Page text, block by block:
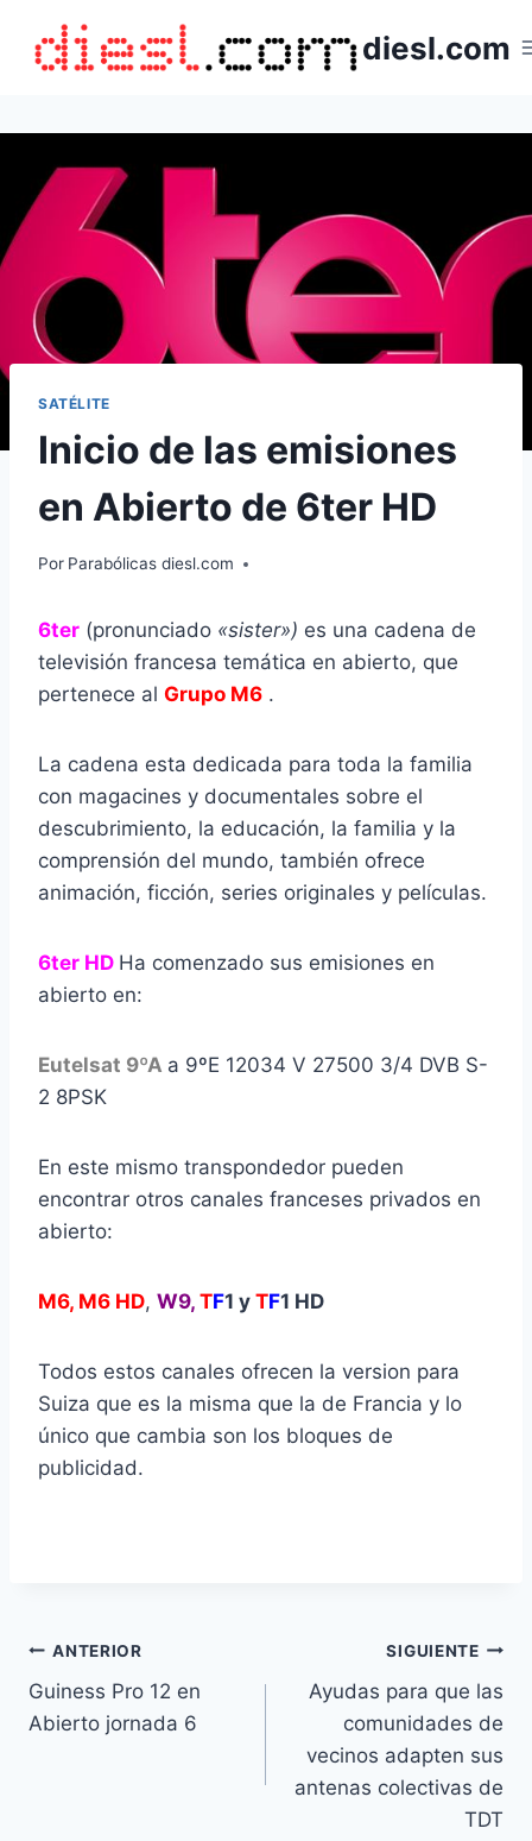
contenido
diesl.com
SATÉLITE
Inicio de las emisiones
en Abierto de 6ter HD
Por Parabólicas diesl.com
6ter (pronunciado «sister») es una cadena de
televisión francesa temática en abierto, que
pertenece al Grupo M6 .
La cadena esta dedicada para toda la familia
con magacines y documentales sobre el
descubrimiento, la educación, la familia y la
comprensión del mundo, también ofrece
animación, ficción, series originales y películas.
6ter HD Ha comenzado sus emisiones en
abierto en:
Eutelsat 9ºA a 9ºE 12034 V 27500 3/4 DVB S-
2 8PSK
En este mismo transpondedor pueden
encontrar otros canales franceses privados en
abierto:
M6, M6 HD, W9, TF1 y TF1 HD
Todos estos canales ofrecen la version para
Suiza que es la misma que la de Francia y lo
único que cambia son los bloques de
publicidad.
Navegación
de
ANTERIOR
Guiness Pro 12 en
Abierto jornada 6
SIGUIENTE
Ayudas para que las
comunidades de
vecinos adapten sus
antenas colectivas de
TDT